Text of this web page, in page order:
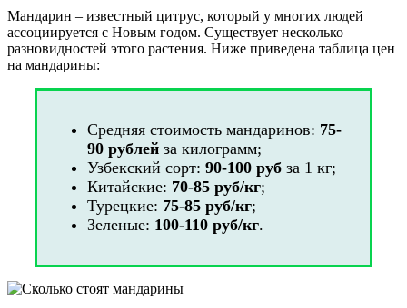
Мандарин – известный цитрус, который у многих людей
ассоциируется с Новым годом. Существует несколько
разновидностей этого растения. Ниже приведена таблица цен
на мандарины:
Средняя стоимость мандаринов: 75-
90 рублей за килограмм;
Узбекский сорт: 90-100 руб за 1 кг;
Китайские: 70-85 руб/кг;
Турецкие: 75-85 руб/кг;
Зеленые: 100-110 руб/кг.